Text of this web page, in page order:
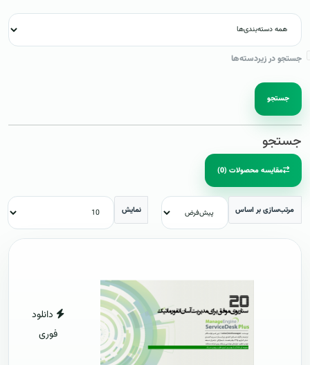
جستجو در زیردسته‌ها
جستجو
جستجو
مقایسه محصولات (0)
مرتب‌سازی بر اساس نمایش
دانلود
فوری